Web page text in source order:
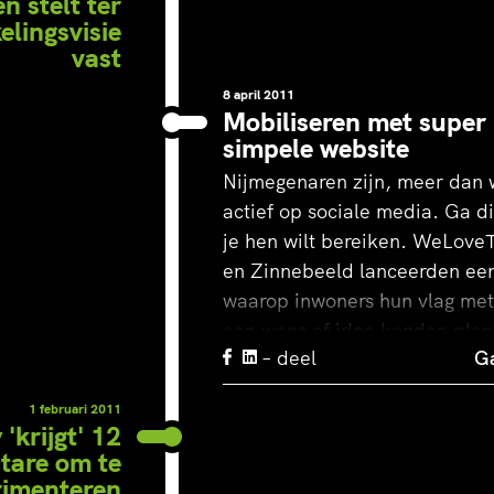
Want
regio zie je
op
Robert Bakker, De Gelderlander (2020)
vast
8 april 2011
Mobiliseren met super
simpele website
Nijmegenaren zijn, meer dan
actief op sociale media. Ga
je hen wilt bereiken.
en Zinnebeeld lanceerden
waarop inwoners hun vlag
een wens of idee konden
Diegenen die dat deden
ommegaande een uitnodiging
– deel
1 februari 2011
'krijgt' 12
om te